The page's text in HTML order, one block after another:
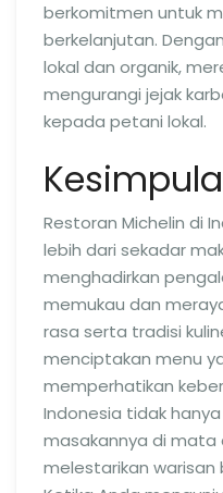
berkomitmen untuk
berkelanjutan.
lokal dan organik,
mengurangi jejak
kepada petani lokal.
Restoran Michelin di
lebih dari sekadar
menghadirkan
memukau dan
rasa serta tradisi
menciptakan menu
memperhatikan
Indonesia tidak
masakannya di mata
melestarikan warisan